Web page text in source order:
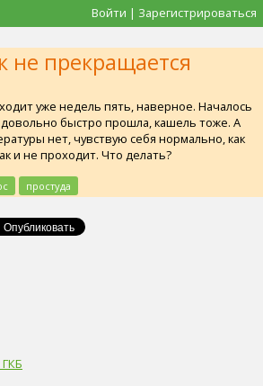
Войти | Зарегистрироваться
не прекращается
уже недель пять, наверное. Началось
довольно быстро прошла, кашель тоже. А
нет, чувствую себя нормально, как
и не проходит. Что делать?
простуда
ГКБ